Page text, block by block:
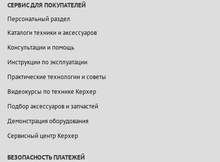
СЕРВИС ДЛЯ ПОКУПАТЕЛЕЙ
Персональный раздел
Каталоги техники и аксессуаров
Консультации и помощь
Инструкции по эксплуатации
Практические технологии и советы
Видеокурсы по технике Керхер
Подбор аксессуаров и запчастей
Демонстрация оборудования
Сервисный центр Керхер
БЕЗОПАСНОСТЬ ПЛАТЕЖЕЙ